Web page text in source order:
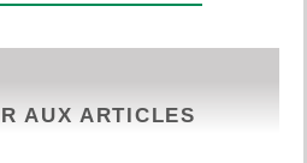
AUX ARTICLES